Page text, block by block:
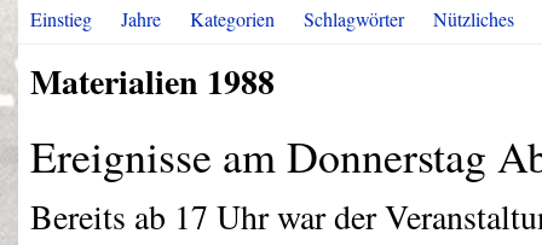
Einstieg Jahre Kategorien Schlagwörter Nützliches
Materialien 1988
Ereignisse am Donnerstag
Bereits ab 17 Uhr war der